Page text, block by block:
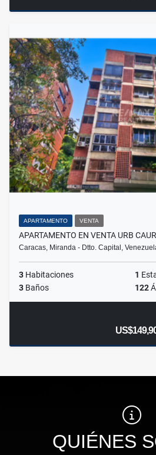
APARTAMENTO VENTA
APARTAMENTO EN VENTA URB
Caracas, Miranda - Dtto. Capital,
3 Habitaciones 1
3 Baños 122
QUIÉNES